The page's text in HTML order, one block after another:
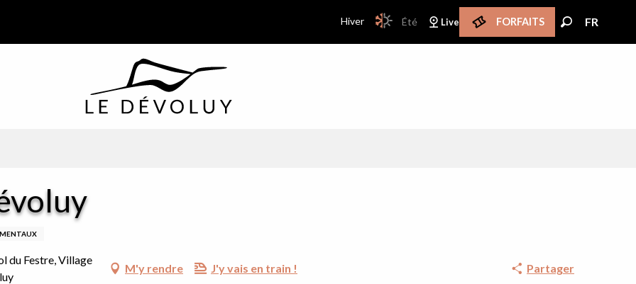
PAGE D’ACCUEIL ACTUELLE HIVER : PASSER EN MODE ÉTÉ
Hiver PAGE D’ACCUEIL ACTUELLE HIVER : PASSER EN
Été
FR
Live FORFAITS FR
du Festre, Village
M'y rendre J'y vais en train ! Partager